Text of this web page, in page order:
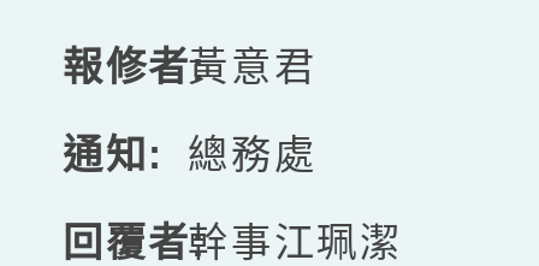
黃意君
總務處
幹事江珮潔